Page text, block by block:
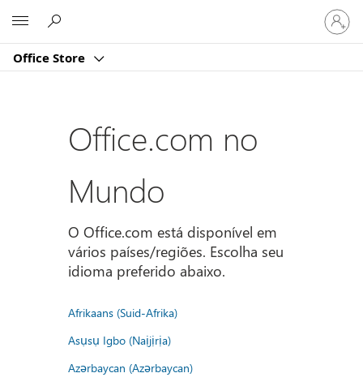
Office Store
Entre
em
sua
Office.com no
Mundo
O Office.com está disponível em
vários países/regiões. Escolha seu
idioma preferido abaixo.
Afrikaans (Suid-Afrika)
Asụsụ Igbo (Naịjịrịa)
Azərbaycan (Azərbaycan)